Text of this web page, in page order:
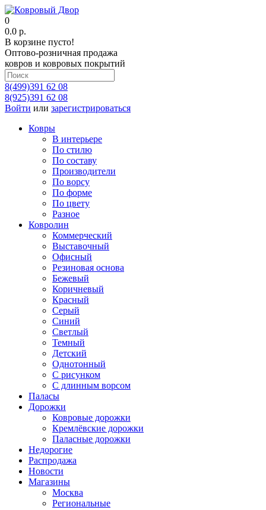
0
0.0 р.
В корзине пусто!
Оптово-розничная продажа
ковров и ковровых покрытий
8(499)391 62 08
8(925)391 62 08
Войти или зарегистрироваться
Ковры
В интерьере
По стилю
По составу
Производители
По ворсу
По форме
По цвету
Разное
Ковролин
Коммерческий
Выставочный
Офисный
Резиновая основа
Бежевый
Коричневый
Красный
Серый
Синий
Светлый
Темный
Детский
Однотонный
С рисунком
С длинным ворсом
Паласы
Дорожки
Ковровые дорожки
Кремлёвские дорожки
Паласные дорожки
Недорогие
Распродажа
Новости
Магазины
Москва
Региональные